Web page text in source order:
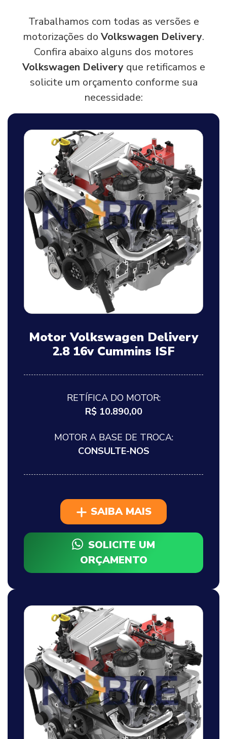
Trabalhamos com todas as versões e
motorizações do Volkswagen Delivery.
Confira abaixo alguns dos motores
Volkswagen Deliveryque retificamos e
solicite um orçamento conforme sua
necessidade:
Motor Volkswagen Delivery
2.8 16v Cummins ISF
RETÍFICA DO MOTOR:
R$ 10.890,00
MOTOR A BASE DE TROCA:
CONSULTE-NOS
SAIBA MAIS
SOLICITE UM
ORÇAMENTO